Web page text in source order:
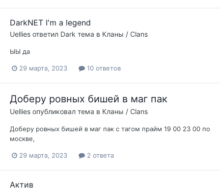
DarkNET I'm a legend
Uellies ответил Dark тема в Кланы / Clans
ЫЫ да
29 марта, 2023 10 ответов
Доберу ровных бишей в маг пак
Uellies опубликовал тема в Кланы / Clans
Доберу ровных бишей в маг пак с тагом прайм 19 00 23 00 по
москве,
29 марта, 2023 2 ответа
Актив